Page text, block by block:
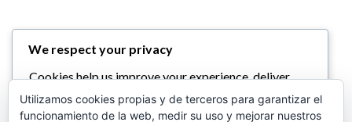
We respect your privacy
Cookies help us improve your experience, deliver
choose which cookies to allow by clicking
Utilizamos cookies propias y de terceros para garantizar el
funcionamiento de la web, medir su uso y mejorar nuestros